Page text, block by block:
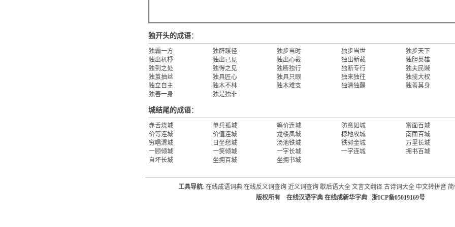
独开头的成语：
独霸一方 独辟蹊径 独步当时 独步当世
独步天下
独出机杼
独出己见 独出心裁 独出新裁
独胆英雄
独到之处
独得之见 独断独行 独断专行
独夫民贼
独茧抽丝
独具匠心 独具只眼 独来独往
独揽大权
独立自主
独木不林 独木难支 独清独醒
独善其身
独善一身
独是独非
城结尾的成语：
赤舌烧城 单兵孤城 等价连城 防意如城
富面百城
价等连城
价值连城 龙楼凤城 掠地攻城
南面百城
穷唱渭城
日坐愁城 汤池铁城 铁郭金城
万里长城
一顾倾城
一笑倾城 一字长城 一字连城
拥书百城
自坏长城
坐拥百城 坐拥书城
工具导航: 在线成语词典 在线反义词查询 近义词查询 歇后语大全 文言文翻译 古诗词大全 中文转拼音
版权所有 在线汉语字典 在线成新华字典 浙ICP备05019169号